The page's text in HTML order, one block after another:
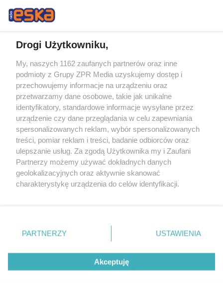
Żaden utwór zamieszczony w serwisie nie może być powielany i
rozpowszechniany lub dalej rozpowszechniany w jakikolwiek sposób (w
tym także elektroniczny lub mechaniczny) na jakimkolwiek polu
eksploatacji w jakiejkolwiek formie, włącznie z umieszczaniem w
Internecie bez pisemnej zgody właściciela praw. Jakiekolwiek użycie lub
wykorzystanie utworów w całości lub w części z naruszeniem prawa,
tzn. bez właściwej zgody, jest zabronione pod groźbą kary i może być
ścigane prawnie.
© 2026 Grupa ZPR Media
Drogi Użytkowniku,
My, naszych 1162 zaufanych partnerów oraz inne
podmioty z Grupy ZPR Media uzyskujemy dostęp i
przechowujemy informacje na urządzeniu oraz
przetwarzamy dane osobowe, takie jak unikalne
identyfikatory, standardowe informacje wysyłane przez
urządzenie czy dane przeglądania w celu zapewniania
spersonalizowanych reklam, wybór spersonalizowanych
treści, pomiar reklam i treści, badanie odbiorców oraz
ulepszanie usług. Za zgodą Użytkownika my i Zaufani
Partnerzy możemy używać dokładnych danych
geolokalizacyjnych oraz aktywnie skanować
charakterystykę urządzenia do celów identyfikacji.
zmienić/wycofać klikając przycisk ustawień prywatności
znajdujący się w lewym dolnym rogu strony
rodzaje przetwarzania danych nie wymagają zgody
użytkownika, ale masz prawo sprzeciwić się takiemu
przetwarzaniu. Preferencje będą miały zastosowanie tylko
PARTNERZY USTAWIENIA
Akceptuję